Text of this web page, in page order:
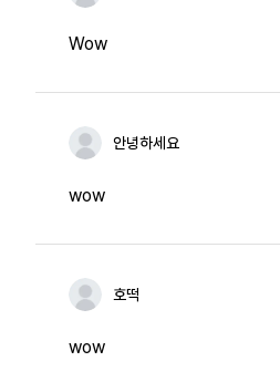
Wow
안녕하세요
wow
호떡
wow